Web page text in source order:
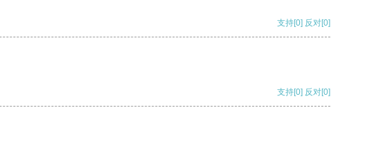
支持[0] 反对[0]
支持[0] 反对[0]